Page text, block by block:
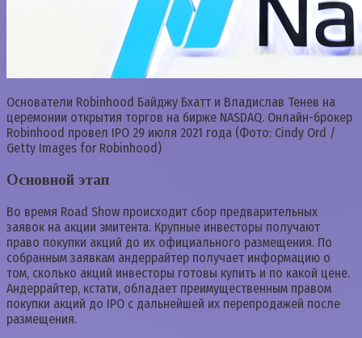
Основатели Robinhood Байджу Бхатт и Владислав Тенев на
церемонии открытия торгов на бирже NASDAQ. Онлайн-брокер
Robinhood провел IPO 29 июля 2021 года (Фото: Cindy Ord /
Getty Images for Robinhood)
Основной этап
Во время Road Show происходит сбор предварительных
заявок на акции эмитента. Крупные инвесторы получают
право покупки акций до их официального размещения. По
собранным заявкам андеррайтер получает информацию о
том, сколько акций инвесторы готовы купить и по какой цене.
Андеррайтер, кстати, обладает преимущественным правом
покупки акций до IPO с дальнейшей их перепродажей после
размещения.